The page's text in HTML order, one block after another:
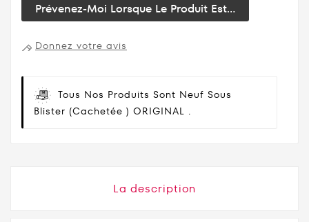
Prévenez-Moi Lorsque Le Produit Est...
Donnez votre avis
Tous Nos Produits Sont Neuf Sous
Blister (cachetée ) ORIGINAL .
La description